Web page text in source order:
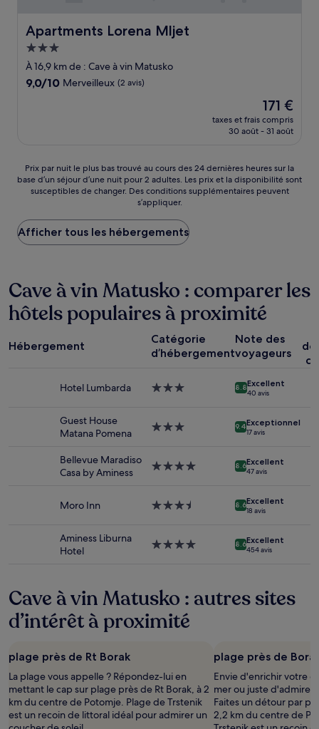
Apartments Lorena Mljet
Apartments Lorena Mljet
Hébergement
3.0 étoiles
À 16,9 km de : Cave à vin Matusko
9.0
9,0/10 Merveilleux (2 avis)
Le
nouveau
prix
171 €
171 €
taxes et frais compris
30 août - 31 août
Prix
par
nuit
plus
bas
trouvé
des
24 dernières
heures
sur
base
peuvent
s’appliquer.
Prix par nuit le plus bas trouvé au cours des 24 dernières heures sur la
base d’un séjour d’une nuit pour 2 adultes. Les prix et la disponibilité sont
susceptibles de changer. Des conditions supplémentaires peuvent
s’appliquer.
Afficher tous les hébergements
Cave à vin Matusko : comparer les
hôtels populaires à proximité
Hébergement
Catégorie
d’hébergement
Note des
voyageurs
Hotel Lumbarda
Hébergement
8.8Excellent
40 avis
Guest House
Matana Pomena
Hébergement
9.4Exceptionnel
17 avis
Bellevue Maradiso
Casa by Aminess
Hébergement
8.6Excellent
47 avis
Moro Inn
Hébergement
8.6Excellent
18 avis
Aminess Liburna
Hotel
Hébergement
8.6Excellent
454 avis
Cave à vin Matusko : autres sites
d’intérêt à proximité
plage près de Rt Borak
La plage vous appelle ? Répondez-lui en
mettant le cap sur plage près de Rt Borak, à 2
km du centre de Potomje. Plage de Trstenik
est un recoin de littoral idéal pour admirer un
plage près de
Envie d'enrichir votre
mer ou juste d'admirer
Faites un détour par
2,2 km du centre de